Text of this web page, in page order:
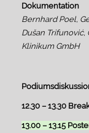
Dokumentation
Bernhard Poel,
Dušan
Klinikum GmbH
12.30 – 13.30
13.00 – 13.15